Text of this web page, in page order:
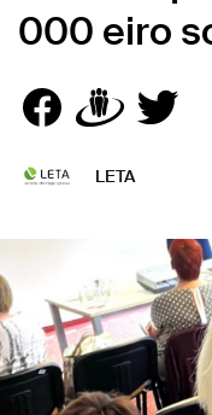
000 eiro
LETA